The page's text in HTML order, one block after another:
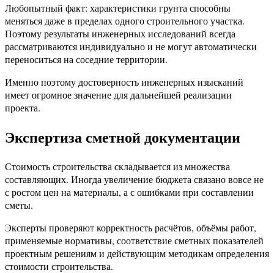
Любопытный факт: характеристики грунта способны
меняться даже в пределах одного строительного участка.
Поэтому результаты инженерных исследований всегда
рассматриваются индивидуально и не могут автоматически
переноситься на соседние территории.
Именно поэтому достоверность инженерных изысканий
имеет огромное значение для дальнейшей реализации
проекта.
Экспертиза сметной документации
Стоимость строительства складывается из множества
составляющих. Иногда увеличение бюджета связано вовсе не
с ростом цен на материалы, а с ошибками при составлении
сметы.
Эксперты проверяют корректность расчётов, объёмы работ,
применяемые нормативы, соответствие сметных показателей
проектным решениям и действующим методикам определения
стоимости строительства.